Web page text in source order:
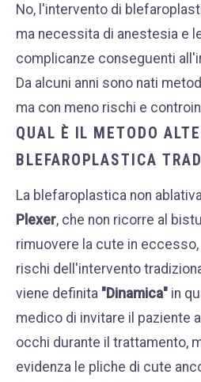
No, l'intervento di
ma necessita di anestesia e
complicanze conseguenti
Da alcuni anni sono nati
QUAL È IL METODO
BLEFAROPLASTICA
La blefaroplastica non
Plexer, che non ricorre al
rimuovere la cute in
rischi dell'intervento tradizionale. Questa
viene definita "Dinamica" in
medico di invitare il paziente
occhi durante il trattamento,
evidenza le pliche di cute